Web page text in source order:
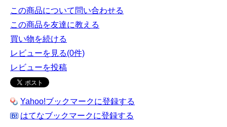
この商品について問い合わせる
この商品を友達に教える
買い物を続ける
レビューを見る(0件)
レビューを投稿
Yahoo!ブックマークに登録する
はてなブックマークに登録する